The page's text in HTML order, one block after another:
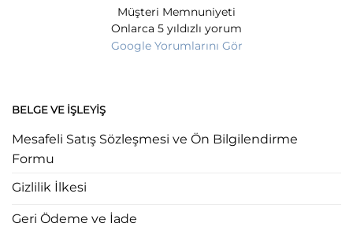
Müşteri Memnuniyeti
Onlarca 5 yıldızlı yorum
Google Yorumlarını Gör
BELGE VE İŞLEYIŞ
Mesafeli Satış Sözleşmesi ve Ön Bilgilendirme
Formu
Gizlilik İlkesi
Geri Ödeme ve İade